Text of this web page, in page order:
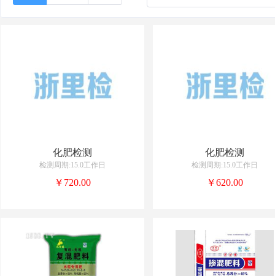
化肥检测
检测周期:15.0工作日
￥720.00
化肥检测
检测周期:15.0工作日
￥620.00